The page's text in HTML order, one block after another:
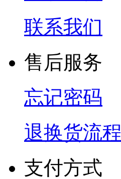
联系我们
售后服务
忘记密码
退换货流程
支付方式